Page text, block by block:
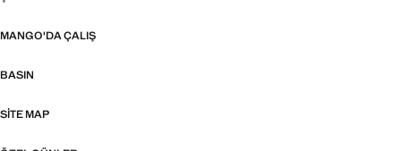
MANGO'DA ÇALIŞ
BASIN
SITE MAP